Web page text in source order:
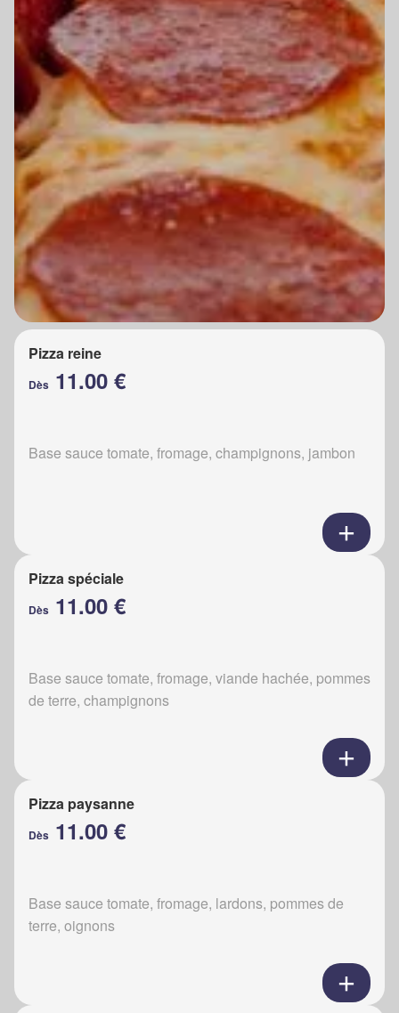
Pizza reine
Dès 11.00 €
Base sauce tomate, fromage, champignons, jambon
Pizza spéciale
Dès 11.00 €
Base sauce tomate, fromage, viande hachée, pommes
de terre, champignons
Pizza paysanne
Dès 11.00 €
Base sauce tomate, fromage, lardons, pommes de
terre, oignons